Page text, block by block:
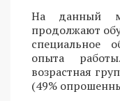
На данный
продолжают
специальное
опыта
возрастная
(49%